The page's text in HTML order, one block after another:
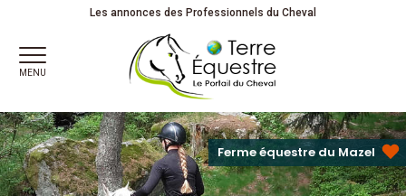
Séjours Familles et ÉquitationPartagez votre passion !
Les annonces des Professionnels du Cheval
MENU
Ferme équestre du Mazel